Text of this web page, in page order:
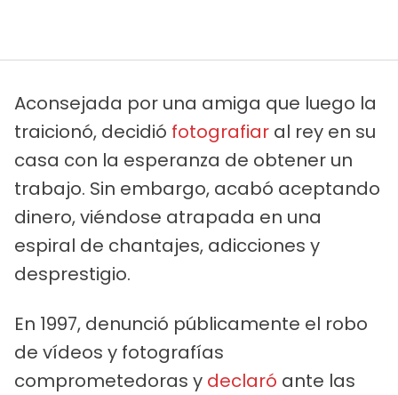
Aconsejada por una amiga que luego la
traicionó, decidió fotografiar al rey en su
casa con la esperanza de obtener un
trabajo. Sin embargo, acabó aceptando
dinero, viéndose atrapada en una
espiral de chantajes, adicciones y
desprestigio.
En 1997, denunció públicamente el robo
de vídeos y fotografías
comprometedoras y declaró ante las